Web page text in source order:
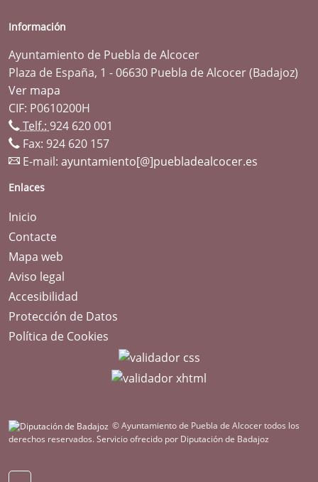
Información
Ayuntamiento de Puebla de Alcocer
Plaza de España, 1 - 06630 Puebla de Alcocer (Badajoz)
Ver mapa
CIF: P0610200H
Telf.: 924 620 001
Fax: 924 620 157
E-mail: ayuntamiento[@]puebladealcocer.es
Enlaces
Inicio
Contacte
Mapa web
Aviso legal
Accesibilidad
Protección de Datos
Política de Cookies
© Ayuntamiento de Puebla de Alcocer todos los
derechos reservados.Servicio ofrecido por Diputación de Badajoz